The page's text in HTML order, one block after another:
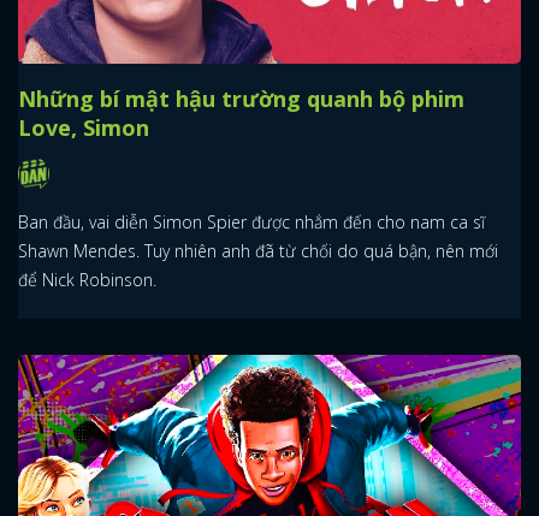
Những bí mật hậu trường quanh bộ phim
Love, Simon
Ban đầu, vai diễn Simon Spier được nhắm đến cho nam ca sĩ
Shawn Mendes. Tuy nhiên anh đã từ chối do quá bận, nên mới
để Nick Robinson.